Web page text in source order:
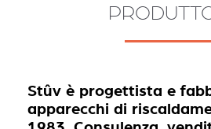
Stûv è progettista e
apparecchi di